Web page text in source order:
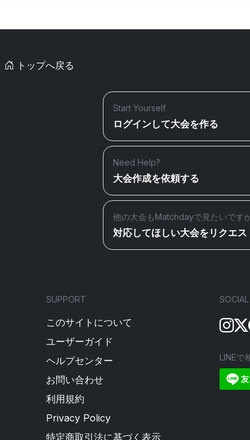
トップへ戻る
Start Yourself
ログインして大会を作る
Need Help?
大会作成を依頼する
他の大会もMatchdayで見たいです
対応してほしい大会をリクエス
SUPPORT
このサイトについて
ユーザーガイド
ヘルプセンター
お問い合わせ
利用規約
Privacy Policy
特定商取引法に基づく表示
SOCIAL
LINEで